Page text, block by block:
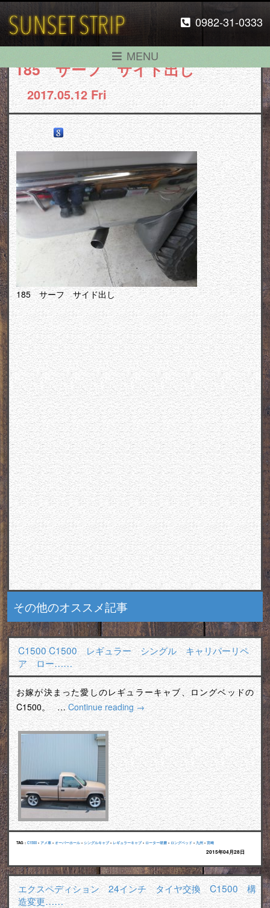
0982-31-0333
MENU
185 サーフ サイド出し
2017.05.12 Fri
185 サーフ サイド出し
その他のオススメ記事
C1500 C1500 レギュラー シングル キャリパーリペ
ア ロー……
お嫁が決まった愛しのレギュラーキャブ、ロングベッドの
C1500。 …Continue reading→
TAG : C1500 • アメ車 • オーバーホール • シングルキャブ• レギュラーキャブ• ローター研磨 • ロングベッド • 九州 • 宮崎
2015年04月28日
エクスペディション 24インチ タイヤ交換 C1500 構
造変更……